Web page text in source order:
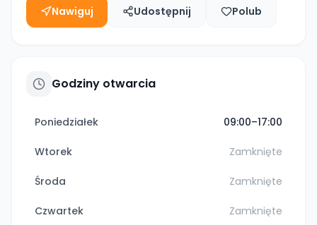
Nawiguj Udostępnij Polub
Godziny otwarcia
Poniedziałek 09:00–17:00
Wtorek Zamknięte
Środa Zamknięte
Czwartek Zamknięte